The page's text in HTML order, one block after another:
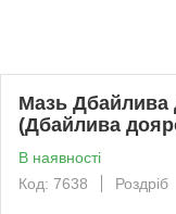
Мазь Дбайлива
(Дбайлива
В наявності
Код: 7638
Роздріб